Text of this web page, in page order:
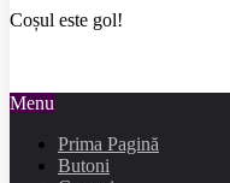
Coșul este gol!
Menu
Prima Pagină
Butoni